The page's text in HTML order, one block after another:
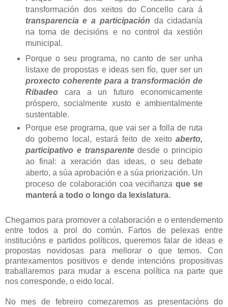
transformación dos xeitos do Concello cara á
transparencia e a participación da cidadanía
na toma de decisións e no control da xestión
municipal.
Porque o seu programa, no canto de ser unha
listaxe de propostas e ideas sen fío, quer ser un
proxecto coherente para a transformación de
Ribadeocara a un futuro economicamente
próspero, socialmente xusto e ambientalmente
sustentable.
Porque ese programa, que vai ser a folla de ruta
do goberno local, estará feito de xeitoaberto,
participativo e transparentedesde o principio
ao final: a xeración das ideas, o seu debate
aberto, a súa aprobación e a súa priorización. Un
proceso de colaboración coa veciñanzaque se
manterá a todo o longo da lexislatura.
Chegamos para promover a colaboración e o entendemento
entre todos a prol do común. Fartos de pelexas entre
institucións e partidos políticos, queremos falar de ideas e
propostas novidosas para mellorar o que temos. Con
prantexamentos positivos e dende intencións propositivas
traballaremos para mudar a escena política na parte que
nos corresponde, o eido local.
No mes de febreiro comezaremos as presentacións do